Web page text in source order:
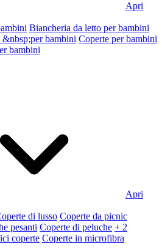
Apri
Biancheria da letto per bambini
&nbsp;per bambini Coperte per bambini
bambini
Apri
di lusso Coperte da picnic
pesanti Coperte di peluche + 2
coperte Coperte in microfibra